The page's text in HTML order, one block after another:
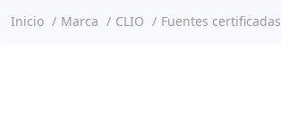
Inicio Marca CLIO Fuentes certificadas